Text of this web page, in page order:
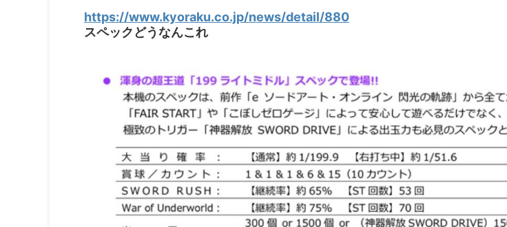
https://www.kyoraku.co.jp/news/detail/880
スペックどうなんこれ